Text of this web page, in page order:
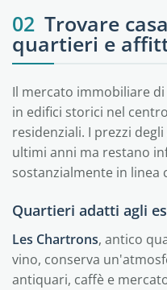
02 Trovare
quartieri e
Il mercato immobiliare
in edifici storici nel
residenziali. I prezzi
ultimi anni ma restano
sostanzialmente in linea
Quartieri adatti agli
Les Chartrons, antico
vino, conserva
antiquari, caffè e